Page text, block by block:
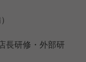
長研修・外部研